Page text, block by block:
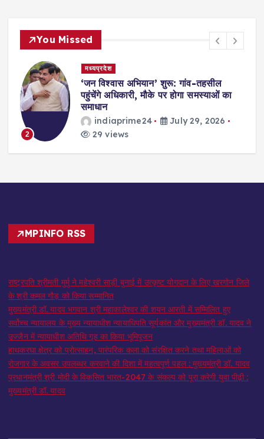
You Missed
2
मध्यप्रदेश
‘जन विश्वास अभियान’ शुरू: गांव-तहसील
पहुंचेंगे अधिकारी, मौके पर होगा समस्याओं का
समाधान
indiaprime24
July 29, 2026
29 views
MPINFO RSS
राष्ट्रपति श्रीमती मुर्मु ने महेश्वरी साड़ी बुनाई में उत्कृष्ट योगदान के लिए खरगोन जिले
के श्री कमल गौड़ को किया सम्मानित
मुख्यमंत्री डॉ. यादव भगवान श्री महाकालेश्‍वर की शयन आरती में सम्मिलित हुए
सर्वोच्च न्यायालय के मुख्‍य न्‍यायाधीश न्यायाधिपति सूर्यकांत और मुख्यमंत्री डॉ. यादव ने
उज्जैन में न्यायाधीश अतिथि गृह का किया भूमिपूजन
हाथकरघा क्षेत्र को प्रोत्साहन, पारंपरिक कला को संरक्षित करने तथा महिलाओं को
रोजगार के अवसर उपलब्धर करवाने की दिशा में महत्वपूर्ण पहल : मुख्यमंत्री डॉ. यादव
प्रधानमंत्री श्री मोदी के विकसित भारत-2047 के संकल्प को पूरा करेगी युवा पीढ़ी :
मुख्यमंत्री डॉ. यादव